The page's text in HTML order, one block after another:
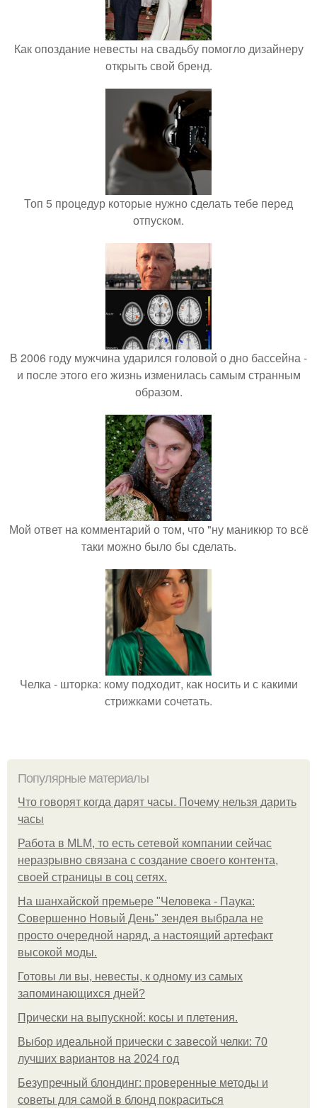
Как опоздание невесты на свадьбу помогло дизайнеру
открыть свой бренд.
Топ 5 процедур которые нужно сделать тебе перед
отпуском.
В 2006 году мужчина ударился головой о дно бассейна -
и после этого его жизнь изменилась самым странным
образом.
Мой ответ на комментарий о том, что "ну маникюр то всё
таки можно было бы сделать.
Челка - шторка: кому подходит, как носить и с какими
стрижками сочетать.
Популярные материалы
Что говорят когда дарят часы. Почему нельзя дарить
часы
Работа в MLM, то есть сетевой компании сейчас
неразрывно связана с создание своего контента,
своей страницы в соц сетях.
На шанхайской премьере "Человека - Паука:
Совершенно Новый День" зендея выбрала не
просто очередной наряд, а настоящий артефакт
высокой моды.
Готовы ли вы, невесты, к одному из самых
запоминающихся дней?
Прически на выпускной: косы и плетения.
Выбор идеальной прически с завесой челки: 70
лучших вариантов на 2024 год
Безупречный блондинг: проверенные методы и
советы для самой в блонд покраситься